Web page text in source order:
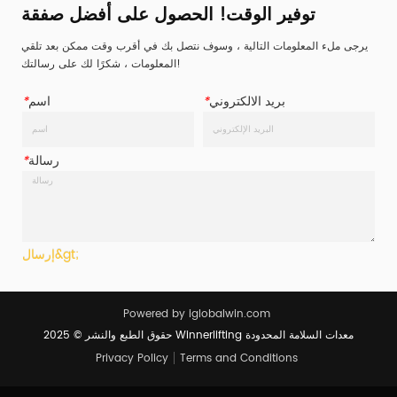
توفير الوقت! الحصول على أفضل صفقة
يرجى ملء المعلومات التالية ، وسوف نتصل بك في أقرب وقت ممكن بعد تلقي
المعلومات ، شكرًا لك على رسالتك!
*اسم *بريد الالكتروني
*رسالة
إرسال&gt;
Powered by iglobalwin.com
حقوق الطبع والنشر © 2025 Winnerlifting معدات السلامة المحدودة
Privacy Policy
Terms and Conditions